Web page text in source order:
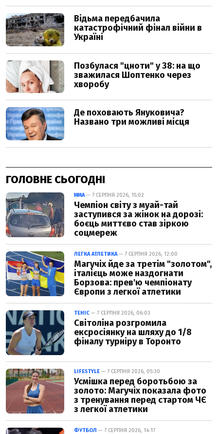
ГОЛОВНЕ СЬОГОДНІ
ММА— 7 СЕРПНЯ 2026, 15:02
Чемпіон світу з муай-тай
заступився за жінок на дорозі:
боєць миттєво став зіркою
соцмереж
ЛЕГКА АТЛЕТИКА— 7 СЕРПНЯ 2026, 12:00
Магучіх йде за третім "золотом",
італієць може наздогнати
Борзова: прев'ю чемпіонату
Європи з легкої атлетики
ТЕНІС — 7 СЕРПНЯ 2026, 06:03
Світоліна розгромила
ексросіянку на шляху до 1/8
фіналу турніру в Торонто
LIFESTYLE — 7 СЕРПНЯ 2026, 05:30
Усмішка перед боротьбою за
золото: Магучіх показала фото
з тренування перед стартом ЧЄ
з легкої атлетики
ФУТБОЛ — 7 СЕРПНЯ 2026, 14:17